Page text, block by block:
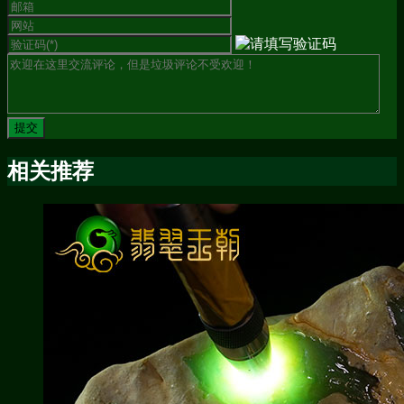
相关推荐